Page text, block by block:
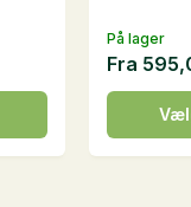
På lager
Fra
Dette
vare
har